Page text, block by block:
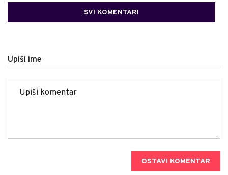
SVI KOMENTARI
Upiši ime
OSTAVI KOMENTAR